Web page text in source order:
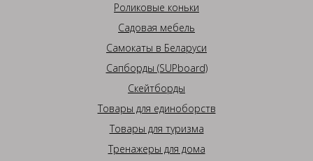
Роликовые коньки
Садовая мебель
Самокаты в Беларуси
Сапборды (SUPboard)
Скейтборды
Товары для единоборств
Товары для туризма
Тренажеры для дома